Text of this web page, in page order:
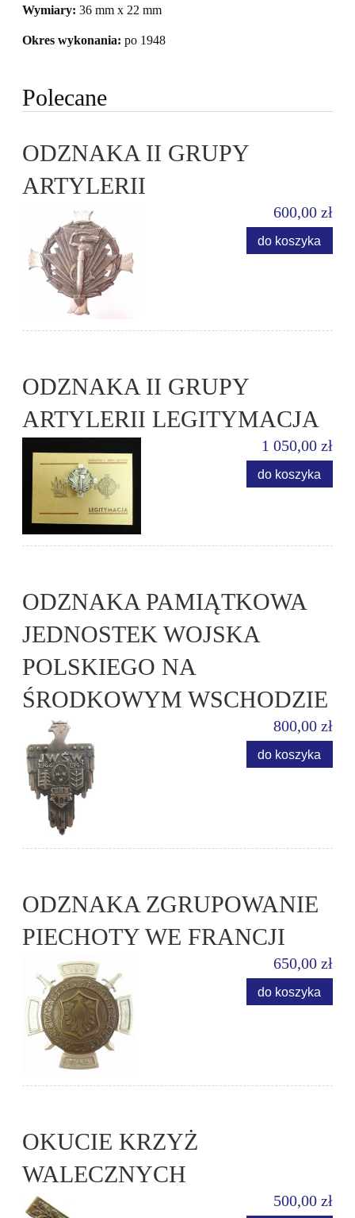
Wymiary: 36 mm x 22 mm
Okres wykonania: po 1948
Polecane
ODZNAKA II GRUPY
ARTYLERII
600,00 zł
do koszyka
ODZNAKA II GRUPY
ARTYLERII LEGITYMACJA
1 050,00 zł
do koszyka
ODZNAKA PAMIĄTKOWA
JEDNOSTEK WOJSKA
POLSKIEGO NA
ŚRODKOWYM WSCHODZIE
800,00 zł
do koszyka
ODZNAKA ZGRUPOWANIE
PIECHOTY WE FRANCJI
650,00 zł
do koszyka
OKUCIE KRZYŻ
WALECZNYCH
500,00 zł